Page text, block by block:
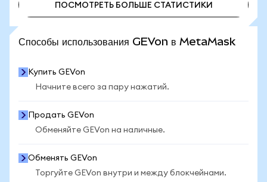
ПОСМОТРЕТЬ БОЛЬШЕ СТАТИСТИКИ
Способы использования GEVon в MetaMask
Купить GEVon
Начните всего за пару нажатий.
Продать GEVon
Обменяйте GEVon на наличные.
Обменять GEVon
Торгуйте GEVon внутри и между блокчейнами.